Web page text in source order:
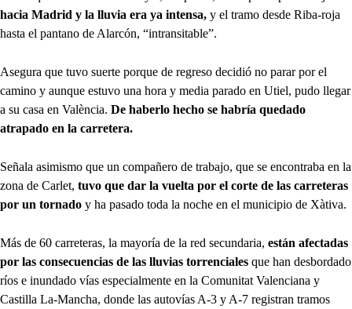
hacia Madrid y la lluvia era ya intensa, y el tramo desde Riba-roja
hasta el pantano de Alarcón, “intransitable”.
Asegura que tuvo suerte porque de regreso decidió no parar por el
camino y aunque estuvo una hora y media parado en Utiel, pudo llegar
a su casa en València. De haberlo hecho se habría quedado
atrapado en la carretera.
Señala asimismo que un compañero de trabajo, que se encontraba en la
zona de Carlet, tuvo que dar la vuelta por el corte de las carreteras
por un tornado y ha pasado toda la noche en el municipio de Xàtiva.
Más de 60 carreteras, la mayoría de la red secundaria, están afectadas
por las consecuencias de las lluvias torrenciales que han desbordado
ríos e inundado vías especialmente en la Comunitat Valenciana y
Castilla La-Mancha, donde las autovías A-3 y A-7 registran tramos